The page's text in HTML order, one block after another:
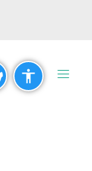
title